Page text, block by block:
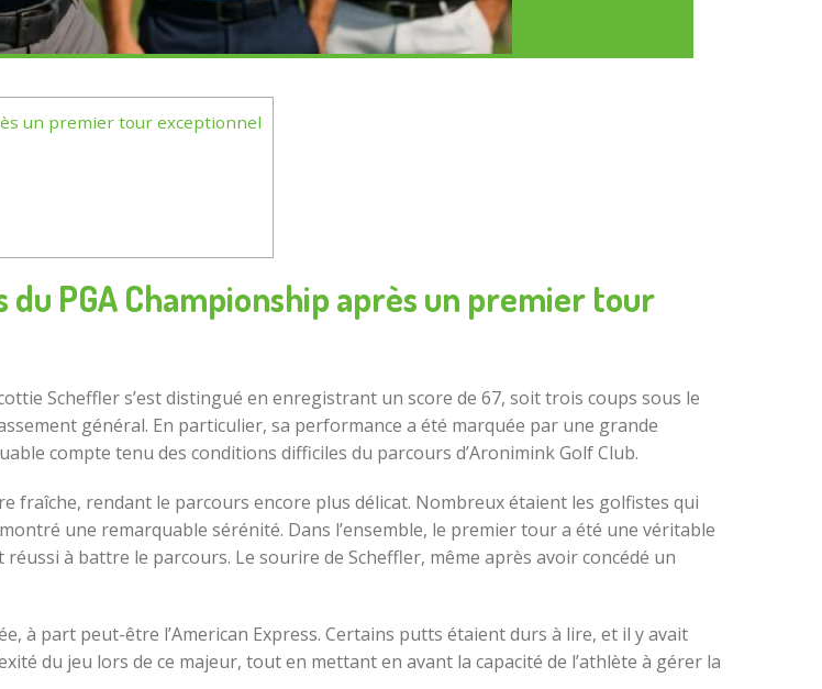
un premier tour exceptionnel
PGA Championship après un premier tour
Scheffler s’est distingué en enregistrant un score de 67, soit trois coups sous le
général. En particulier, sa performance a été marquée par une grande
compte tenu des conditions difficiles du parcours d’Aronimink Golf Club.
fraîche, rendant le parcours encore plus délicat. Nombreux étaient les golfistes qui
une remarquable sérénité. Dans l’ensemble, le premier tour a été une véritable
à battre le parcours. Le sourire de Scheffler, même après avoir concédé un
à part peut-être l’American Express. Certains putts étaient durs à lire, et il y avait
du jeu lors de ce majeur, tout en mettant en avant la capacité de l’athlète à gérer la